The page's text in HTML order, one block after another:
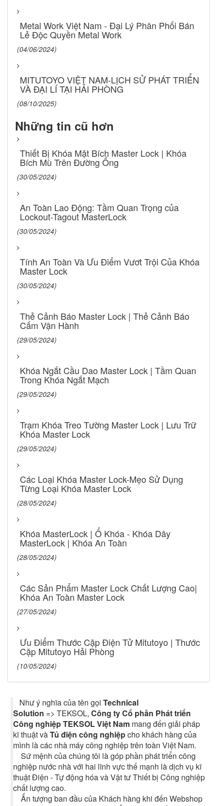
Metal Work Việt Nam - Đại Lý Phân Phối Bán
Lẻ Độc Quyền Metal Work
(04/06/2024)
MITUTOYO VIỆT NAM-LỊCH SỬ PHÁT TRIỂN
VÀ ĐẠI LÍ TẠI HẢI PHÒNG
(08/10/2025)
Những tin cũ hơn
Thiết Bị Khóa Mặt Bích Master Lock | Khóa
Bích Mù Trên Đường Ống
(30/05/2024)
An Toàn Lao Động: Tầm Quan Trọng của
Lockout-Tagout MasterLock
(30/05/2024)
Tính An Toàn Và Ưu Điểm Vươt Trội Của Khóa
Master Lock
(30/05/2024)
Thẻ Cảnh Báo Master Lock | Thẻ Cảnh Báo
Cấm Vận Hành
(29/05/2024)
Khóa Ngắt Cầu Dao Master Lock | Tầm Quan
Trong Khóa Ngắt Mạch
(29/05/2024)
Trạm Khóa Treo Tường Master Lock | Lưu Trữ
Khóa Master Lock
(29/05/2024)
Các Loại Khóa Master Lock-Mẹo Sử Dụng
Từng Loại Khóa Master Lock
(28/05/2024)
Khóa MasterLock | Ổ Khóa - Khóa Dây
MasterLock | Khóa An Toàn
(28/05/2024)
Các Sản Phẩm Master Lock Chất Lượng Cao|
Khóa An Toàn Master Lock
(27/05/2024)
Ưu Điểm Thước Cặp Điện Tử Mitutoyo | Thước
Cặp Mitutoyo Hải Phòng
(10/05/2024)
Như ý nghĩa của tên gọiTechnical
Solution => TEKSOL,Công ty Cổ phần Phát triển
Công nghiệp TEKSOL Việt Nam mang đến giải pháp
kĩ thuật vàTủ điện công nghiệpcho khách hàng của
mình là các nhà máy công nghiệp trên toàn Việt Nam.
Sứ mệnh của chúng tôi là góp phần phát triển công
nghiệp nước nhà với hai lĩnh vực thế mạnh là dịch vụ kĩ
thuật Điện - Tự động hóa và Vật tư Thiết bị Công nghiệp
chất lượng cao.
Ấn tượng ban đầu của Khách hàng khi đến Webshop